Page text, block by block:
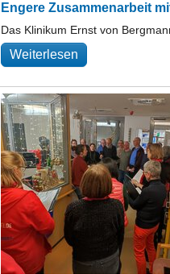
Engere Zusammenarbeit
Das Klinikum Ernst von
Weiterlesen